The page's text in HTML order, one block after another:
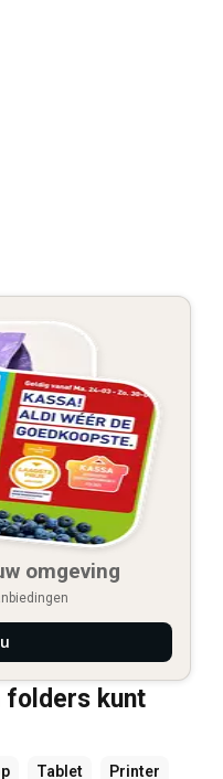
omgeving
folders kunt
Tablet Printer